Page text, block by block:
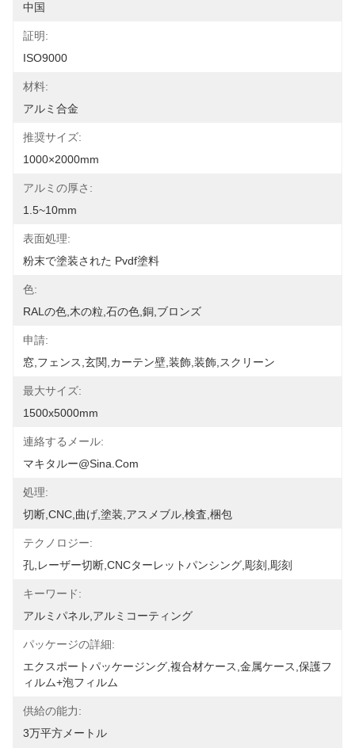
中国
証明:
ISO9000
材料:
アルミ合金
推奨サイズ:
1000×2000mm
アルミの厚さ:
1.5~10mm
表面処理:
粉末で塗装された Pvdf塗料
色:
RALの色,木の粒,石の色,銅,ブロンズ
申請:
窓,フェンス,玄関,カーテン壁,装飾,装飾,スクリーン
最大サイズ:
1500x5000mm
連絡するメール:
マキタルー@sina.com
処理:
切断,CNC,曲げ,塗装,アスメブル,検査,梱包
テクノロジー:
孔,レーザー切断,CNCターレットパンシング,彫刻,彫刻
キーワード:
アルミパネル,アルミコーティング
パッケージの詳細:
エクスポートパッケージング,複合材ケース,金属ケース,保護フ
ィルム+泡フィルム
供給の能力:
3万平方メートル